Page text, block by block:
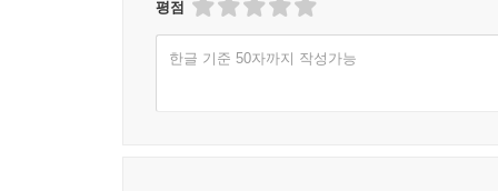
평점
한글 기준 50자까지 작성가능